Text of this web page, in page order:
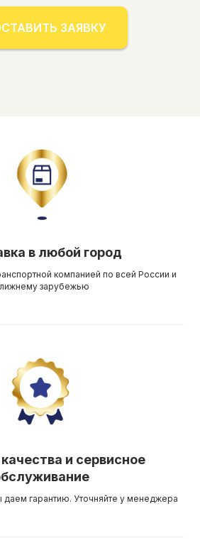
ЗАЯВКУ
в любой город
компанией по всей России и
зарубежью
и сервисное
гарантию. Уточняйте у менеджера